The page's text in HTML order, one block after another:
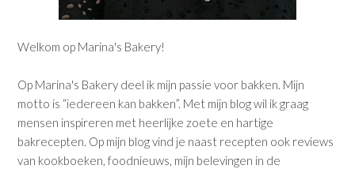
Welkom op Marina's Bakery!
Op Marina's Bakery deel ik mijn passie voor bakken. Mijn
motto is “iedereen kan bakken”. Met mijn blog wil ik graag
mensen inspireren met heerlijke zoete en hartige
bakrecepten. Op mijn blog vind je naast recepten ook reviews
van kookboeken, foodnieuws, mijn belevingen in de